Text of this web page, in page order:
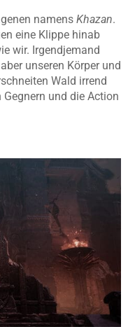
namens Khazan.
eine Klippe hinab
wir. Irgendjemand
unseren Körper und
Wald irrend
und die Action